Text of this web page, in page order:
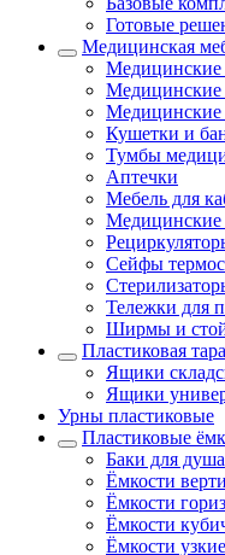
Готовые
Медицинская
Медицинские
Медицинские
Кушетки и
Тумбы
Аптечки
Мебель для
Медицинские
Сейфы
Тележки для
Ширмы и
Пластиковая тара
Ящики
Ящики
Урны пластиковые
Пластиковые
Баки для душа
Ёмкости
Ёмкости
Ёмкости
Ёмкости узкие